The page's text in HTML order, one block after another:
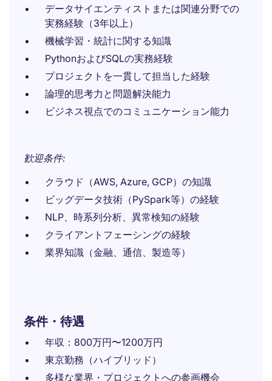
データサイエンティストまたは関連分野での
実務経験（3年以上）
機械学習・統計に関する知識
PythonおよびSQLの実務経験
プロジェクトを一貫して担当した経験
論理的思考力と問題解決能力
ビジネス視点でのコミュニケーション能力
歓迎条件:
クラウド（AWS, Azure, GCP）の知識
ビッグデータ技術（PySpark等）の経験
NLP、時系列分析、異常検知の経験
クライアントフェーシングの経験
業界知識（金融、通信、製造等）
条件・待遇
年収：800万円〜1200万円
東京勤務（ハイブリッド）
多様な業界・プロジェクトへの参画機会